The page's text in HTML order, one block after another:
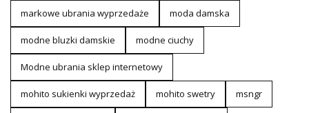
markowe ubrania wyprzedaże moda damska
modne bluzki damskie modne ciuchy
Modne ubrania sklep internetowy
mohito sukienki wyprzedaż mohito swetry msngr